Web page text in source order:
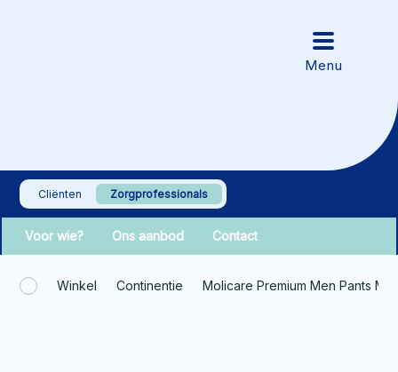
Cliënten Zorgprofessionals
Voor wie? Ons aanbod Contact
Winkel Continentie Molicare Premium Men Pants M